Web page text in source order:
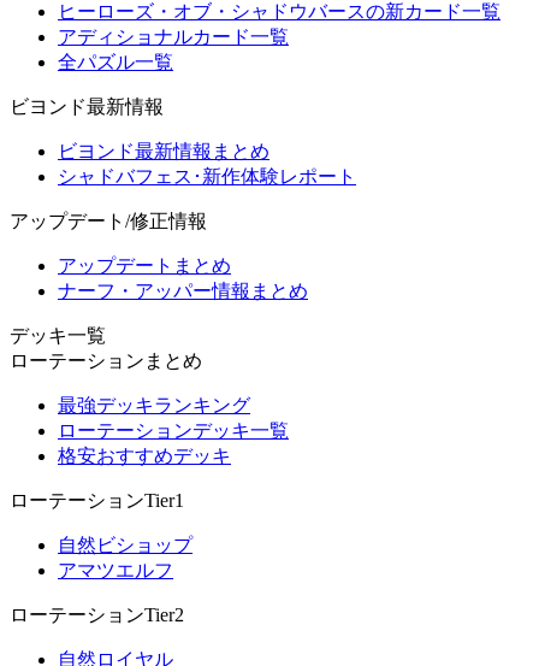
ヒーローズ・オブ・シャドウバースの新カード一覧
アディショナルカード一覧
全パズル一覧
ビヨンド最新情報
ビヨンド最新情報まとめ
シャドバフェス･新作体験レポート
アップデート/修正情報
アップデートまとめ
ナーフ・アッパー情報まとめ
デッキ一覧
ローテーションまとめ
最強デッキランキング
ローテーションデッキ一覧
格安おすすめデッキ
ローテーションTier1
自然ビショップ
アマツエルフ
ローテーションTier2
自然ロイヤル